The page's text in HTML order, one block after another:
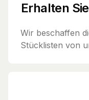
Erhalten
Wir beschaffen
Stücklisten von